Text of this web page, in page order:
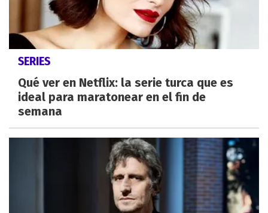
SERIES
Qué ver en Netflix: la serie turca que es
ideal para maratonear en el fin de
semana